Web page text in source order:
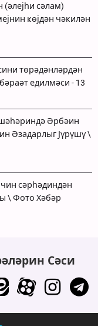
сәлам)
ҝөјдән чәкилән
төрәдәнләрдән
едилмәси - 13
Әрбәин
Әзадарлыг Јүрүшү \
сәрһәдиндән
\ Фото Хәбәр
Сәси